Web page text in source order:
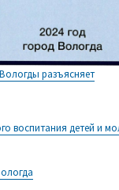
разъясняет
воспитания детей и